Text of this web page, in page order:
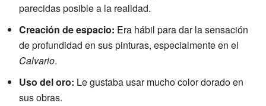
parecidas posible a la realidad.
Creación de espacio: Era hábil para dar la sensación
de profundidad en sus pinturas, especialmente en el
Calvario.
Uso del oro: Le gustaba usar mucho color dorado en
sus obras.